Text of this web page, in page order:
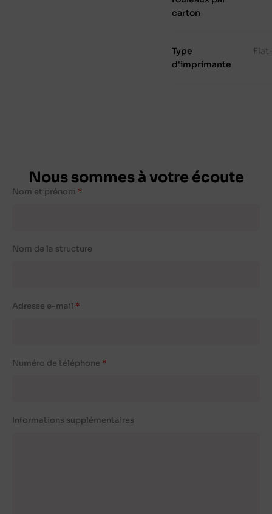
carton
Type
d'imprimante
Nous sommes à votre écoute
Nom et prénom
Nom de la structure
Adresse e-mail
Numéro de téléphone
Informations supplémentaires